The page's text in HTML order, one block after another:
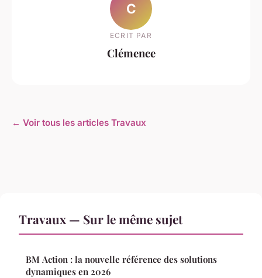
C
ECRIT PAR
Clémence
← Voir tous les articles Travaux
Travaux — Sur le même sujet
BM Action : la nouvelle référence des solutions
dynamiques en 2026